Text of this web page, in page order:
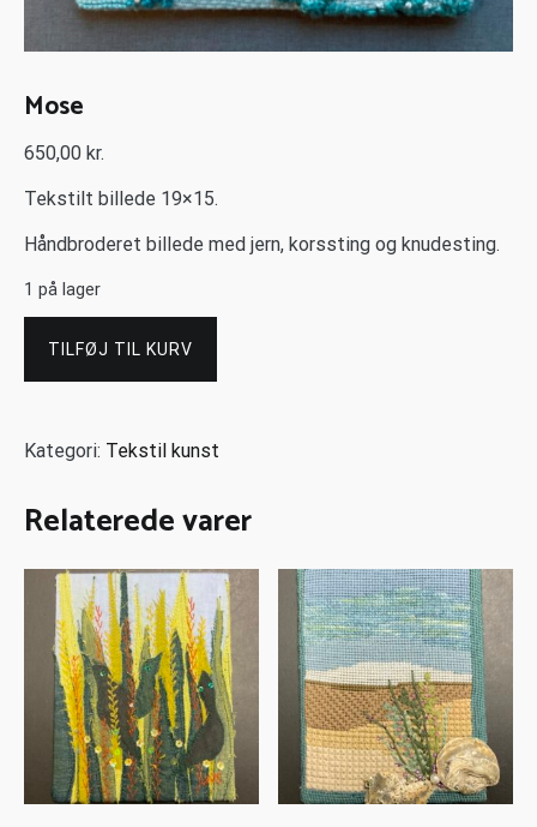
Mose
650,00 kr.
Tekstilt billede 19×15.
Håndbroderet billede med jern, korssting og knudesting.
1 på lager
TILFØJ TIL KURV
Kategori: Tekstil kunst
Relaterede varer